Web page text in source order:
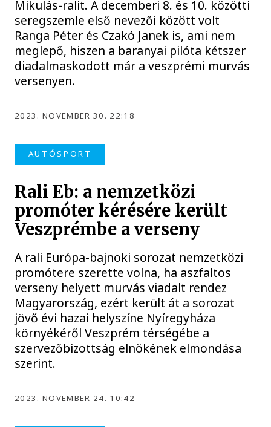
Mikulás-ralit. A decemberi 8. és 10. közötti
seregszemle első nevezői között volt
Ranga Péter és Czakó Janek is, ami nem
meglepő, hiszen a baranyai pilóta kétszer
diadalmaskodott már a veszprémi murvás
versenyen.
2023. NOVEMBER 30. 22:18
AUTÓSPORT
Rali Eb: a nemzetközi
promóter kérésére került
Veszprémbe a verseny
A rali Európa-bajnoki sorozat nemzetközi
promótere szerette volna, ha aszfaltos
verseny helyett murvás viadalt rendez
Magyarország, ezért került át a sorozat
jövő évi hazai helyszíne Nyíregyháza
környékéről Veszprém térségébe a
szervezőbizottság elnökének elmondása
szerint.
2023. NOVEMBER 24. 10:42